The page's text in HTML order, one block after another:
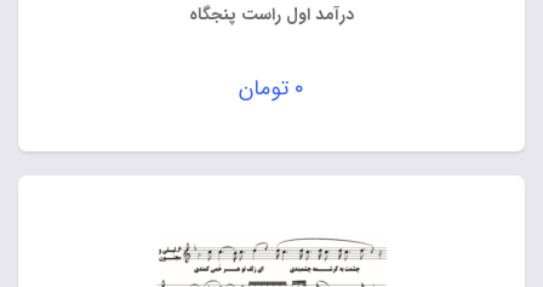
درآمد اول راست پنجگاه
۰ تومان